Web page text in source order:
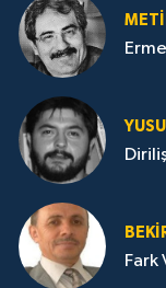
Fark